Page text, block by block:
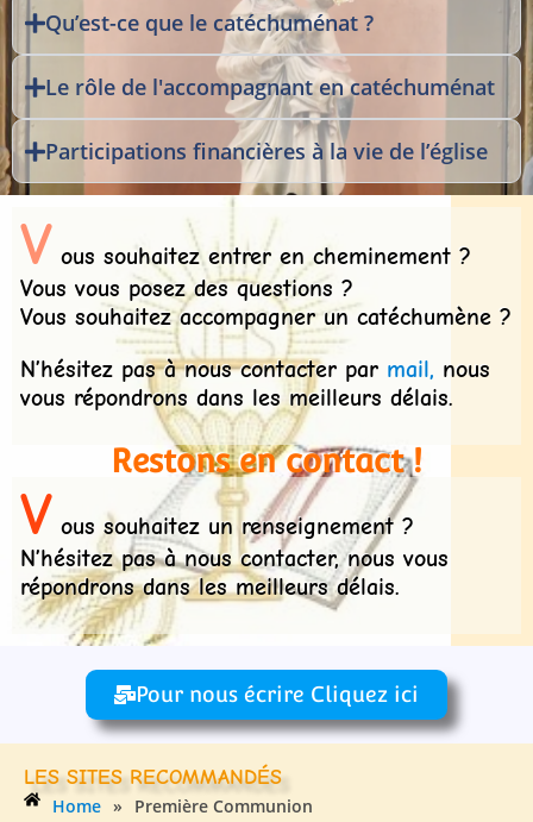
Qu’est-ce que le catéchuménat ?
Le rôle de l'accompagnant en catéchuménat
Participations financières à la vie de l’église
V ous souhaitez entrer en cheminement ?
Vous vous posez des questions ?
Vous souhaitez accompagner un catéchumène ?
N’hésitez pas à nous contacter par mail, nous
vous répondrons dans les meilleurs délais.
Restons en contact !
V ous souhaitez un renseignement ?
N’hésitez pas à nous contacter, nous vous
répondrons dans les meilleurs délais.
Pour nous écrire Cliquez ici
LES SITES RECOMMANDÉS
Home » Première Communion